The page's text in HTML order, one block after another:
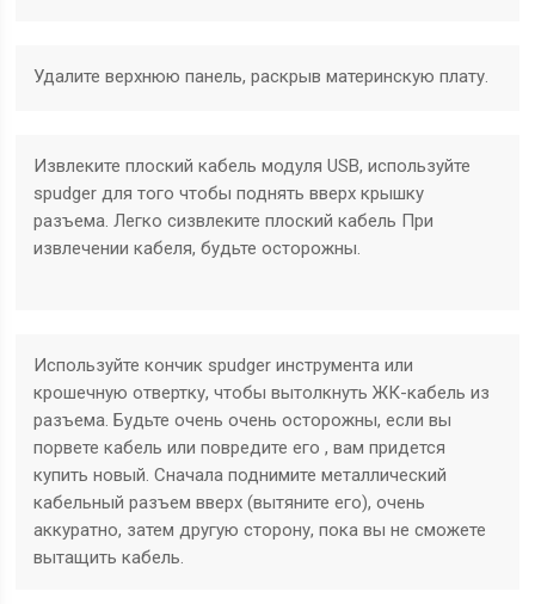
Удалите верхнюю панель, раскрыв материнскую плату.
Извлеките плоский кабель модуля USB, используйте
spudger для того чтобы поднять вверх крышку
разъема. Легко сизвлеките плоский кабель При
извлечении кабеля, будьте осторожны.
Используйте кончик spudger инструмента или
крошечную отвертку, чтобы вытолкнуть ЖК-кабель из
разъема. Будьте очень очень осторожны, если вы
порвете кабель или повредите его , вам придется
купить новый. Сначала поднимите металлический
кабельный разъем вверх (вытяните его), очень
аккуратно, затем другую сторону, пока вы не сможете
вытащить кабель.